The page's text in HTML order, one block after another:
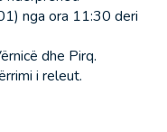
nga ora 11:30 deri
dhe Pirq.
i releut.